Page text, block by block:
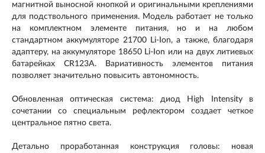
магнитной выносной кнопкой и оригинальными креплениями
для подствольного применения. Модель работает не только
на комплектном элементе питания, но и на любом
стандартном аккумуляторе 21700 Li-Ion, а также, благодаря
адаптеру, на аккумуляторе 18650 Li-Ion или на двух литиевых
батарейках CR123A. Вариативность элементов питания
позволяет значительно повысить автономность.
Обновленная оптическая система: диод High Intensity в
сочетании со специальным рефлектором создает четкое
центральное пятно света.
Детально проработанная конструкция головы: новая